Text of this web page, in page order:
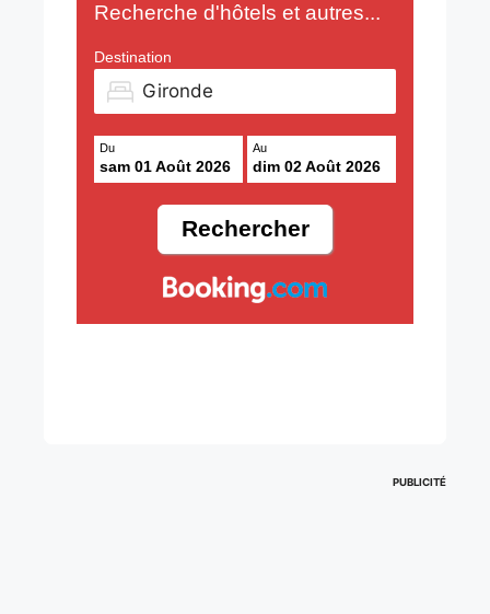
Recherche d'hôtels et autres...
Destination
Du
sam 01 Août 2026
Au
dim 02 Août 2026
PUBLICITÉ